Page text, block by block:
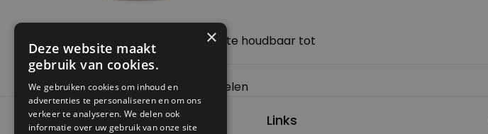
Aardappel met gezichtje, ten minste houdbaar tot
Bericht
navigatie
Previous: Over de datum: aardappelen
Links
×
Deze website maakt
gebruik van cookies.
We gebruiken cookies om inhoud en
advertenties te personaliseren en om ons
verkeer te analyseren. We delen ook
informatie over uw gebruik van onze site